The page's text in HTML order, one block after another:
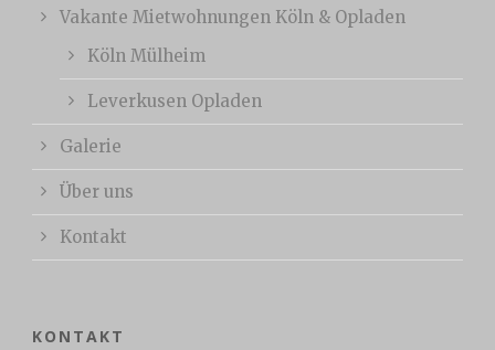
Vakante Mietwohnungen Köln & Opladen
Köln Mülheim
Leverkusen Opladen
Galerie
Über uns
Kontakt
KONTAKT